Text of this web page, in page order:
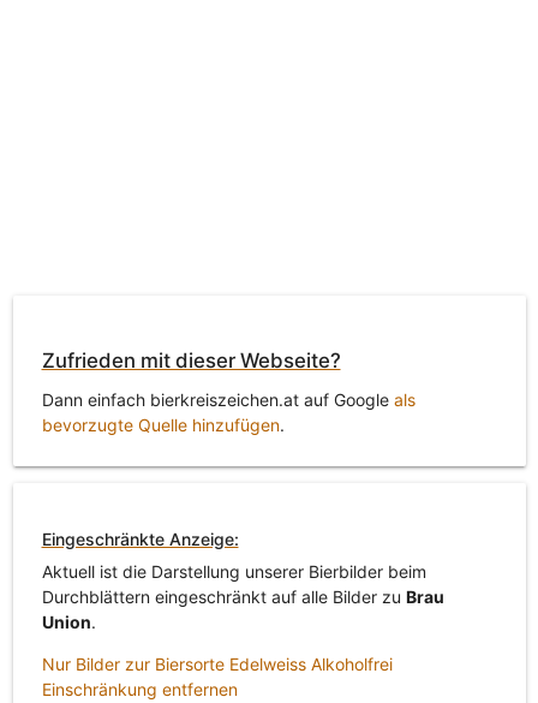
Zufrieden mit dieser Webseite?
Dann einfach bierkreiszeichen.at auf Google als
bevorzugte Quelle hinzufügen.
Eingeschränkte Anzeige:
Aktuell ist die Darstellung unserer Bierbilder beim
Durchblättern eingeschränkt auf alle Bilder zu Brau
Union.
Nur Bilder zur Biersorte Edelweiss Alkoholfrei
Einschränkung entfernen